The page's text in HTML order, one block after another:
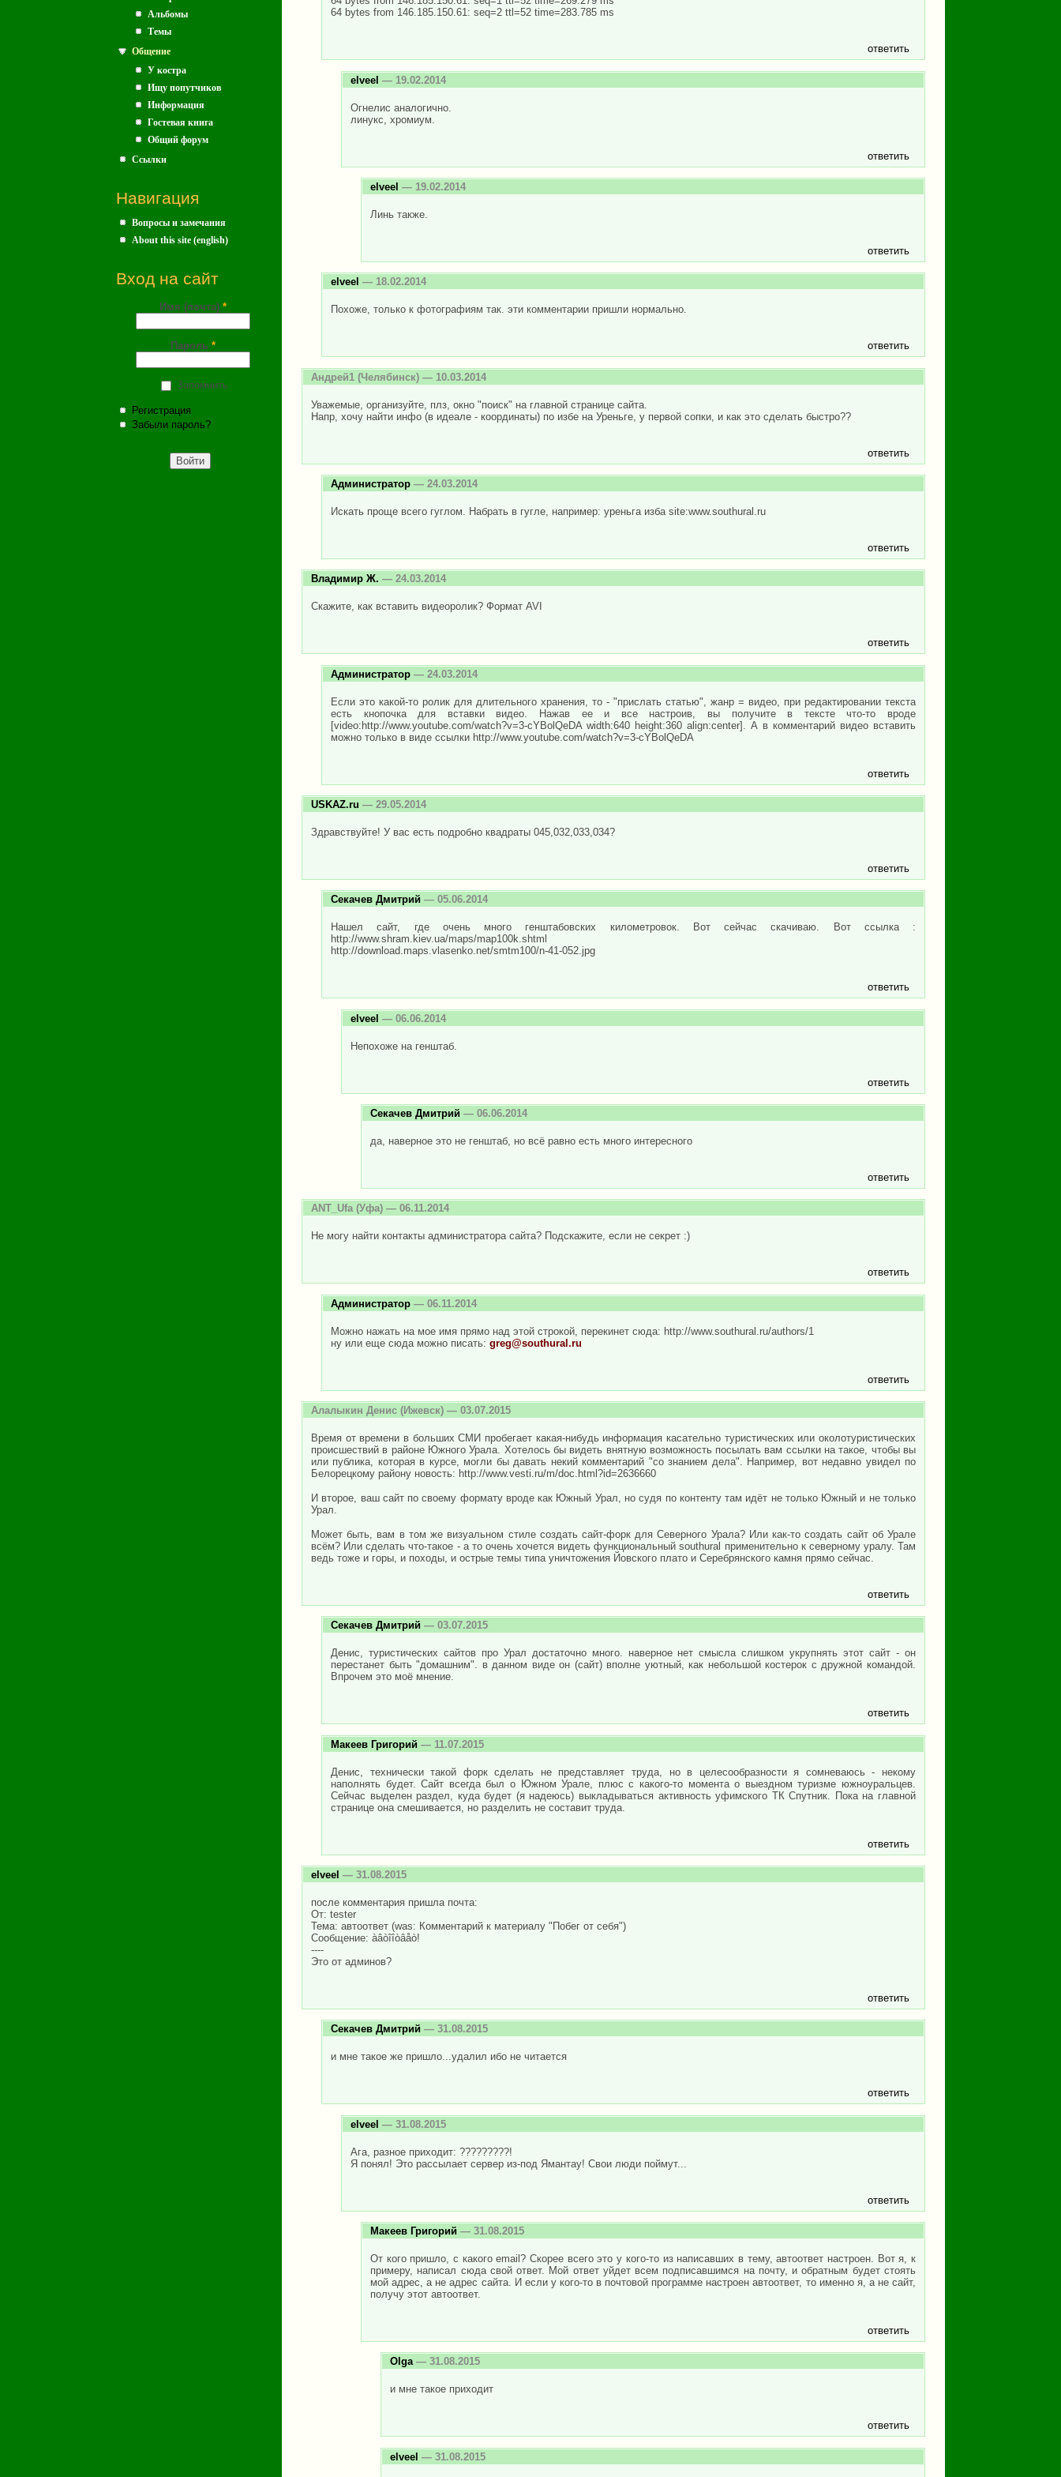
Альбомы
Темы
Общение
У костра
Ищу попутчиков
Информация
Гостевая книга
Общий форум
Ссылки
Навигация
Вопросы и замечания
About this site (english)
Вход на сайт
Имя (почта) *
Пароль *
Запомнить
Регистрация
Забыли пароль?
64 bytes from 146.185.150.61: seq=2 ttl=52 time=283.785 ms
ответить
elveel — 19.02.2014
Огнелис аналогично.
линукс, хромиум.
ответить
elveel — 19.02.2014
Линь также.
ответить
elveel — 18.02.2014
Похоже, только к фотографиям так. эти комментарии пришли нормально.
ответить
Андрей1 (Челябинск) — 10.03.2014
Уважемые, организуйте, плз, окно "поиск" на главной странице сайта.
Напр, хочу найти инфо (в идеале - координаты) по избе на Уреньге, у первой сопки, и как это сделать быстро??
ответить
Администратор — 24.03.2014
Искать проще всего гуглом. Набрать в гугле, например: уреньга изба site:www.southural.ru
ответить
Владимир Ж. — 24.03.2014
Скажите, как вставить видеоролик? Формат AVI
ответить
Администратор — 24.03.2014
Если это какой-то ролик для длительного хранения, то - "прислать статью", жанр = видео, при редактировании текста
есть кнопочка для вставки видео. Нажав ее и все настроив, вы получите в тексте что-то вроде
[video:http://www.youtube.com/watch?v=3-cYBolQeDA width:640 height:360 align:center]. А в комментарий видео вставить
можно только в виде ссылки http://www.youtube.com/watch?v=3-cYBolQeDA
ответить
USKAZ.ru — 29.05.2014
Здравствуйте! У вас есть подробно квадраты 045,032,033,034?
ответить
Секачев Дмитрий — 05.06.2014
Нашел сайт, где очень много генштабовских километровок. Вот сейчас скачиваю. Вот ссылка :
http://www.shram.kiev.ua/maps/map100k.shtml
http://download.maps.vlasenko.net/smtm100/n-41-052.jpg
ответить
elveel — 06.06.2014
Непохоже на генштаб.
ответить
Секачев Дмитрий — 06.06.2014
да, наверное это не генштаб, но всё равно есть много интересного
ответить
ANT_Ufa(Уфа) — 06.11.2014
Не могу найти контакты администратора сайта? Подскажите, если не секрет :)
ответить
Администратор — 06.11.2014
Можно нажать на мое имя прямо над этой строкой, перекинет сюда: http://www.southural.ru/authors/1
ну или еще сюда можно писать: greg@southural.ru
ответить
Алалыкин Денис (Ижевск) — 03.07.2015
Время от времени в больших СМИ пробегает какая-нибудь информация касательно туристических или околотуристических
происшествий в районе Южного Урала. Хотелось бы видеть внятную возможность посылать вам ссылки на такое, чтобы вы
или публика, которая в курсе, могли бы давать некий комментарий "со знанием дела". Например, вот недавно увидел по
Белорецкому району новость: http://www.vesti.ru/m/doc.html?id=2636660
И второе, ваш сайт по своему формату вроде как Южный Урал, но судя по контенту там идёт не только Южный и не только
Урал.
Может быть, вам в том же визуальном стиле создать сайт-форк для Северного Урала? Или как-то создать сайт об Урале
всём? Или сделать что-такое - а то очень хочется видеть функциональный southural применительно к северному уралу. Там
ведь тоже и горы, и походы, и острые темы типа уничтожения Йовского плато и Серебрянского камня прямо сейчас.
ответить
Секачев Дмитрий — 03.07.2015
Денис, туристических сайтов про Урал достаточно много. наверное нет смысла слишком укрупнять этот сайт - он
перестанет быть "домашним". в данном виде он (сайт) вполне уютный, как небольшой костерок с дружной командой.
Впрочем это моё мнение.
ответить
Макеев Григорий — 11.07.2015
Денис, технически такой форк сделать не представляет труда, но в целесообразности я сомневаюсь - некому
наполнять будет. Сайт всегда был о Южном Урале, плюс с какого-то момента о выездном туризме южноуральцев.
Сейчас выделен раздел, куда будет (я надеюсь) выкладываться активность уфимского ТК Спутник. Пока на главной
странице она смешивается, но разделить не составит труда.
ответить
elveel — 31.08.2015
после комментария пришла почта:
От: tester
Тема: автоответ (was: Комментарий к материалу "Побег от себя")
Сообщение: àâòîîòâåò!
----
Это от админов?
ответить
Секачев Дмитрий — 31.08.2015
и мне такое же пришло...удалил ибо не читается
ответить
elveel — 31.08.2015
Ага, разное приходит: ?????????!
Я понял! Это рассылает сервер из-под Ямантау! Свои люди поймут...
ответить
Макеев Григорий — 31.08.2015
От кого пришло, с какого email? Скорее всего это у кого-то из написавших в тему, автоответ настроен. Вот я, к
примеру, написал сюда свой ответ. Мой ответ уйдет всем подписавшимся на почту, и обратным будет стоять
мой адрес, а не адрес сайта. И если у кого-то в почтовой программе настроен автоответ, то именно я, а не сайт,
получу этот автоответ.
ответить
Olga— 31.08.2015
и мне такое приходит
ответить
elveel — 31.08.2015